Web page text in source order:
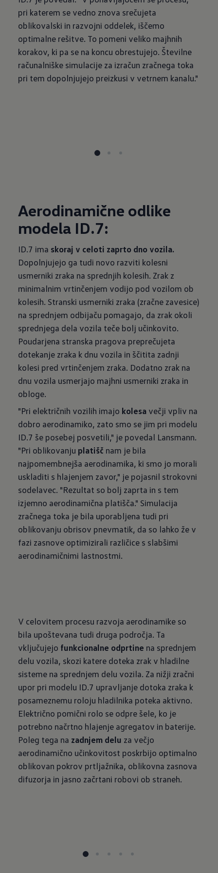
pri katerem se vedno znova srečujeta
oblikovalski in razvojni oddelek, iščemo
optimalne rešitve. To pomeni veliko majhnih
korakov, ki pa se na koncu obrestujejo. Številne
računalniške simulacije za izračun zračnega toka
pri tem dopolnjujejo preizkusi v vetrnem kanalu."
Aerodinamične odlike
modela ID.7:
ID.7 ima skoraj v celoti zaprto dno vozila.
Dopolnjujejo ga tudi novo razviti kolesni
usmerniki zraka na sprednjih kolesih. Zrak z
minimalnim vrtinčenjem vodijo pod vozilom ob
kolesih. Stranski usmerniki zraka (zračne zavesice)
na sprednjem odbijaču pomagajo, da zrak okoli
sprednjega dela vozila teče bolj učinkovito.
Poudarjena stranska pragova preprečujeta
dotekanje zraka k dnu vozila in ščitita zadnji
kolesi pred vrtinčenjem zraka. Dodatno zrak na
dnu vozila usmerjajo majhni usmerniki zraka in
obloge.
"Pri električnih vozilih imajo kolesa večji vpliv na
dobro aerodinamiko, zato smo se jim pri modelu
ID.7 še posebej posvetili," je povedal Lansmann.
"Pri oblikovanju platišč nam je bila
najpomembnejša aerodinamika, ki smo jo morali
uskladiti s hlajenjem zavor," je pojasnil strokovni
sodelavec. "Rezultat so bolj zaprta in s tem
izjemno aerodinamična platišča." Simulacija
zračnega toka je bila uporabljena tudi pri
oblikovanju obrisov pnevmatik, da so lahko že v
fazi zasnove optimizirali različice s slabšimi
aerodinamičnimi lastnostmi.
V celovitem procesu razvoja aerodinamike so
bila upoštevana tudi druga področja. Ta
vključujejo funkcionalne odprtine na sprednjem
delu vozila, skozi katere doteka zrak v hladilne
sisteme na sprednjem delu vozila. Za nižji zračni
upor pri modelu ID.7 upravljanje dotoka zraka k
posameznemu roloju hladilnika poteka aktivno.
Električno pomični rolo se odpre šele, ko je
potrebno načrtno hlajenje agregatov in baterije.
Poleg tega na zadnjem delu za večjo
aerodinamično učinkovitost poskrbijo optimalno
oblikovan pokrov prtljažnika, oblikovna zasnova
difuzorja in jasno začrtani robovi ob straneh.